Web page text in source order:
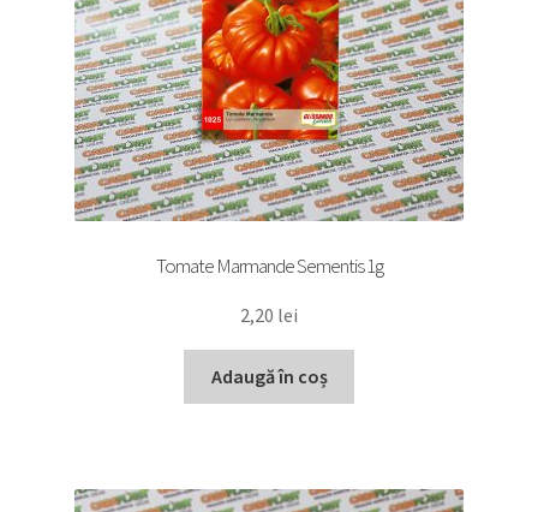
Tomate Marmande Sementis 1g
2,20 lei
Adaugă în coș